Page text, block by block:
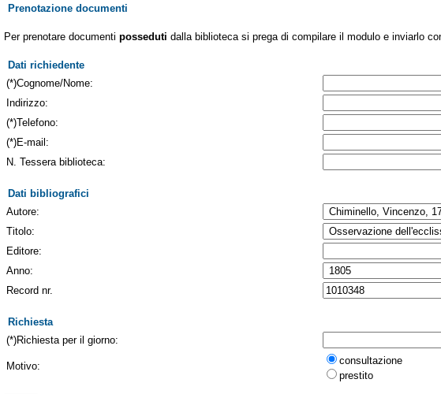
Prenotazione documenti
Per prenotare documenti posseduti dalla biblioteca si prega di compilare il modulo e inviarlo
Dati richiedente
(*)Cognome/Nome:
Indirizzo:
(*)Telefono:
(*)E-mail:
N. Tessera biblioteca:
Dati bibliografici
Autore:
Titolo:
Editore:
Anno:
Record nr.
Richiesta
(*)Richiesta per il giorno:
Motivo:
consultazione
prestito